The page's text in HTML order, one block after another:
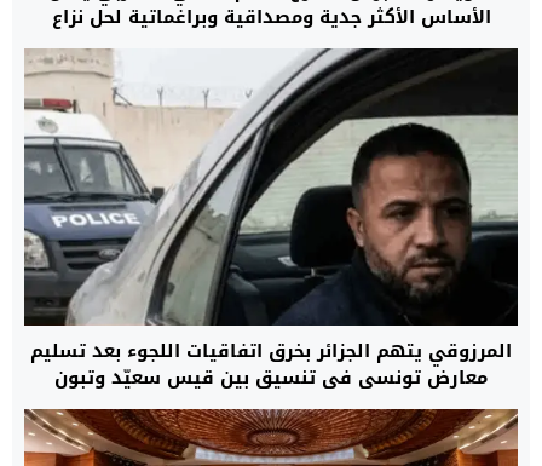
الأساس الأكثر جدية ومصداقية وبراغماتية لحل نزاع
الصحراء
المرزوقي يتهم الجزائر بخرق اتفاقيات اللجوء بعد تسليم
معارض تونسي في تنسيق بين قيس سعيّد وتبون